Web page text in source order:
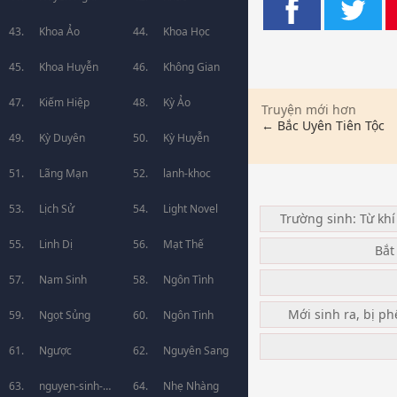
Khoa Ảo Khoa Học
Khoa Huyễn Không Gian
Kiếm Hiệp Kỳ Ảo
Kỳ Duyên Kỳ Huyễn
Lãng Mạn lanh-khoc
Lịch Sử Light Novel
Linh Dị Mạt Thế
Nam Sinh Ngôn Tình
Ngọt Sủng Ngôn Tinh
Ngược Nguyên Sang
nguyen-sinh- Nhẹ Nhàng
Truyện mới hơn
← Bắc Uyên Tiên Tộc
Trường sinh: Từ
Mới sinh ra, bị